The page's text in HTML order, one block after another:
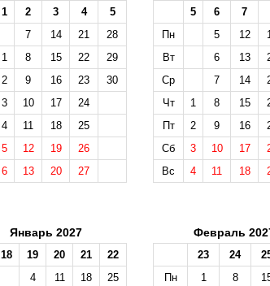
1 2 3 4
5
7 14 21
28
1 8 15 22
29
2 9 16 23
30
3 10 17
24
4 11 18
25
5 12 19
26
6 13 20 27
5 6 7
Пн
5 12
Вт
6 13
Ср
7 14
Чт
1 8 15
Пт
2 9 16
Сб
3 10 17
Вс
4 11 18
Январь 2027
18 19 20 21
22
4 11 18
25
Февраль
23 24
Пн
1 8